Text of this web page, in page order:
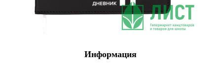
Информация